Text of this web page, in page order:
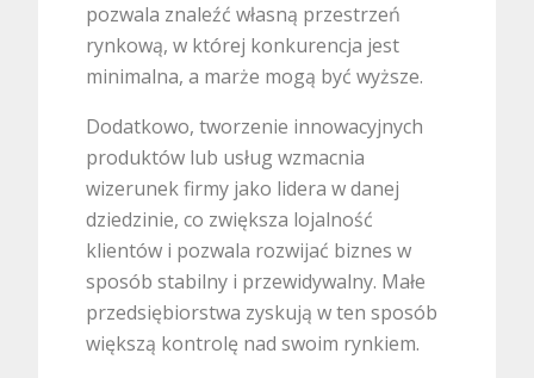
pozwala znaleźć własną przestrzeń
rynkową, w której konkurencja jest
minimalna, a marże mogą być wyższe.
Dodatkowo, tworzenie innowacyjnych
produktów lub usług wzmacnia
wizerunek firmy jako lidera w danej
dziedzinie, co zwiększa lojalność
klientów i pozwala rozwijać biznes w
sposób stabilny i przewidywalny. Małe
przedsiębiorstwa zyskują w ten sposób
większą kontrolę nad swoim rynkiem.